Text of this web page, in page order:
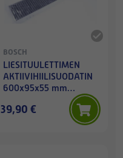
BOSCH
LIESITUULETTIMEN
AKTIIVIHIILISUODATIN
600x95x55 mm
39,90 €